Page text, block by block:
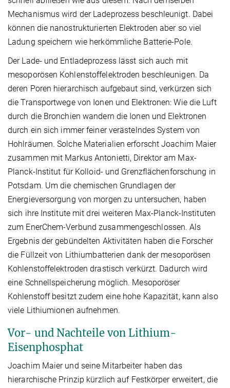
Mechanismus wird der Ladeprozess beschleunigt. Dabei
können die nanostrukturierten Elektroden aber so viel
Ladung speichern wie herkömmliche Batterie-Pole.
Der Lade- und Entladeprozess lässt sich auch mit
mesoporösen Kohlenstoff­elektroden beschleunigen. Da
deren Poren hierarchisch aufgebaut sind, verkürzen sich
die Transportwege von Ionen und Elektronen: Wie die Luft
durch die Bronchien wandern die Ionen und Elektronen
durch ein sich immer feiner verästelndes System von
Hohlräumen. Solche Materialien erforscht Joachim Maier
zusammen mit Markus Antonietti, Direktor am Max-
Planck-Institut für Kolloid- und Grenzflächenforschung in
Potsdam. Um die chemischen Grundlagen der
Energieversorgung von morgen zu untersuchen, haben
sich ihre Institute mit drei weiteren Max-Planck-Instituten
zum EnerChem-Verbund zusammengeschlossen. Als
Ergebnis der gebündelten Aktivitäten haben die Forscher
die Füllzeit von Lithiumbatterien dank der mesoporösen
Kohlenstoffelektroden drastisch verkürzt. Dadurch wird
eine Schnellspeicherung möglich. Mesoporöser
Kohlenstoff besitzt zudem eine hohe Kapazität, kann also
viele Lithiumionen aufnehmen.
Vor- und Nachteile von Lithium-
Eisenphosphat
Joachim Maier und seine Mitarbeiter haben das
hierarchische Prinzip kürzlich auf Festkörper erweitert, die